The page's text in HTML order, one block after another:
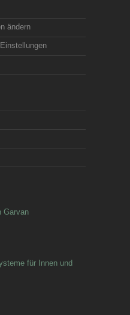
ändern
Garvan
für Innen und